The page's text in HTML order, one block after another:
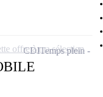
CDITemps plein
offre à ma sélection